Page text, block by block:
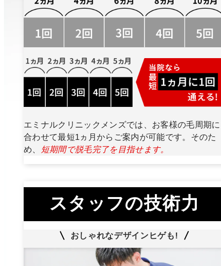
エミナルクリニックメンズでは、お客様の毛周期に
合わせて最短1ヵ月からご案内が可能です。そのた
め、
短期間で脱毛完了を目指せます。
スタッフの技術力
おしゃれなデザインヒゲも!